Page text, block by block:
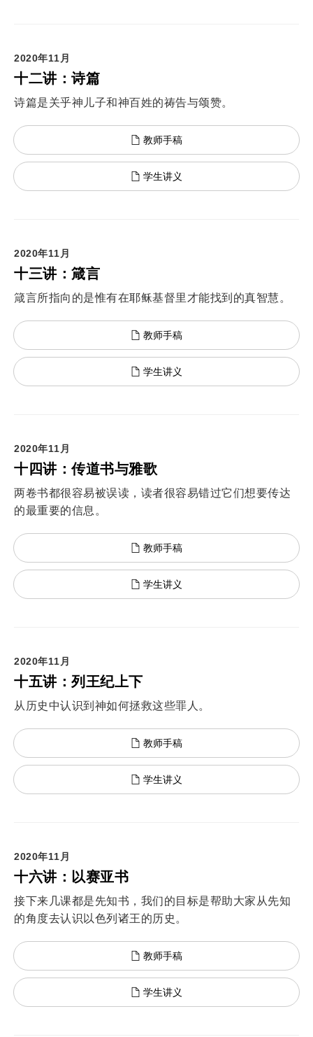
2020年11月
十二讲：诗篇
诗篇是关乎神儿子和神百姓的祷告与颂赞。
教师手稿
学生讲义
2020年11月
十三讲：箴言
箴言所指向的是惟有在耶稣基督里才能找到的真智慧。
教师手稿
学生讲义
2020年11月
十四讲：传道书与雅歌
两卷书都很容易被误读，读者很容易错过它们想要传达
的最重要的信息。
教师手稿
学生讲义
2020年11月
十五讲：列王纪上下
从历史中认识到神如何拯救这些罪人。
教师手稿
学生讲义
2020年11月
十六讲：以赛亚书
接下来几课都是先知书，我们的目标是帮助大家从先知
的角度去认识以色列诸王的历史。
教师手稿
学生讲义